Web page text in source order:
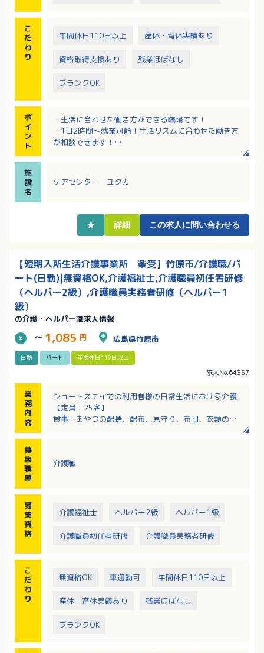
こ
だ
わ
り
年間休日110日以上 産休・育休実績あり
資格取得支援あり 残業ほぼなし
ブランクOK
ポ
イ
ン
ト
・生活に合わせた働き方ができる職場です！
・1日2時間～就業可能！生活リズムに合わせた働き方
が相談できます！
施
設
名
ケアセンター ユタカ
★ 詳細 この求人に問い合わせる
【短期入所生活介護事業所 楽受】竹原市/介護職/パ
ート(日勤)|無資格OK,介護福祉士,介護職員初任者研修
（ヘルパー2級）,介護職員実務者研修（ヘルパー1
級）
の介護・ヘルパー職求人情報
～ 1,085 円 広島県竹原市
日勤 パート 年間休日110日以上
求人No.64357
業
務
内
容
ショートステイでの利用者様の日常生活における介護
【定員：25名】
食事・おやつの配膳、配布、見守り、布団、衣類の天
募
集
職
種
介護職
募
集
資
格
介護福祉士 ヘルパー2級 ヘルパー1級
介護職員初任者研修 介護職員実務者研修
こ
だ
わ
り
無資格OK 車通勤可 年間休日110日以上
産休・育休実績あり 残業ほぼなし
ブランクOK